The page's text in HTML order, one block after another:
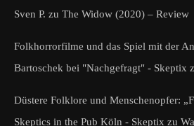
Sven P. zu The Widow (2020) – Review
Folkhorrorfilme und das Spiel mit der
Bartoschek bei "Nachgefragt" - Skeptix
Düstere Folklore und Menschenopfer:
Skeptics in the Pub Köln - Skeptix zu